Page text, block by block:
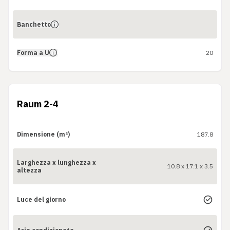
Banchetto
Forma a U 20
Raum 2-4
Dimensione (m²) 187.8
Larghezza x lunghezza x
altezza
10.8 x 17.1 x 3.5
Luce del giorno